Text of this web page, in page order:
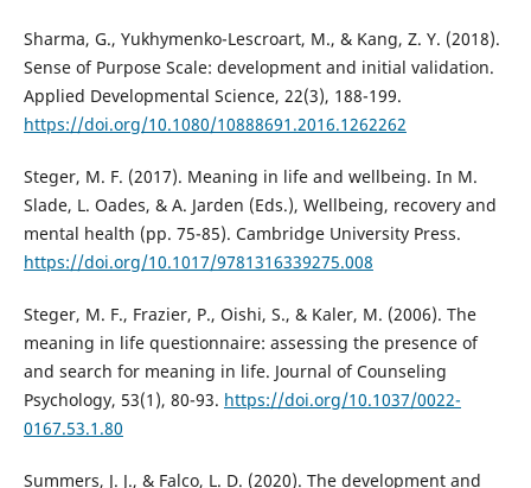
Sharma, G., Yukhymenko-Lescroart, M., & Kang, Z. Y. (2018).
Sense of Purpose Scale: development and initial validation.
Applied Developmental Science, 22(3), 188-199.
https://doi.org/10.1080/10888691.2016.1262262
Steger, M. F. (2017). Meaning in life and wellbeing. In M.
Slade, L. Oades, & A. Jarden (Eds.), Wellbeing, recovery and
mental health (pp. 75-85). Cambridge University Press.
https://doi.org/10.1017/9781316339275.008
Steger, M. F., Frazier, P., Oishi, S., & Kaler, M. (2006). The
meaning in life questionnaire: assessing the presence of
and search for meaning in life. Journal of Counseling
Psychology, 53(1), 80-93. https://doi.org/10.1037/0022-
0167.53.1.80
Summers, J. J., & Falco, L. D. (2020). The development and